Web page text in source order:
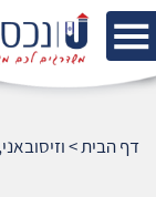
דף הבית>